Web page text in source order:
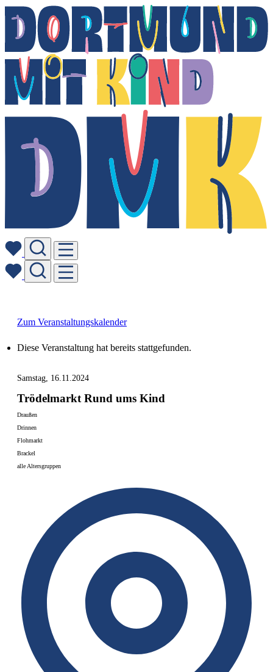
Zum Veranstaltungskalender
Diese Veranstaltung hat bereits stattgefunden.
Samstag, 16.11.2024
Trödelmarkt Rund ums Kind
Draußen
Drinnen
Flohmarkt
Brackel
alle Altersgruppen